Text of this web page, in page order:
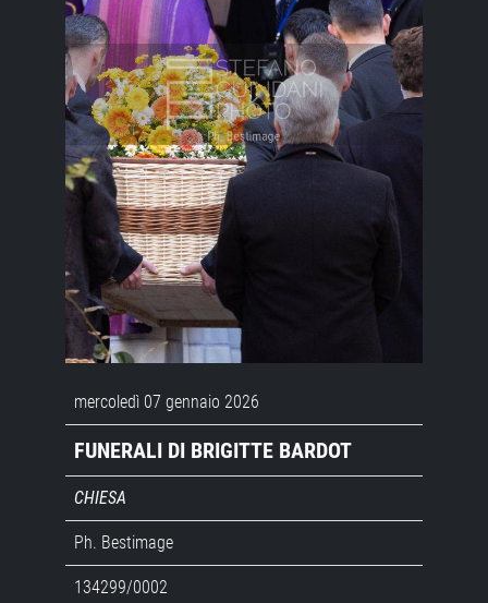
mercoledì 07 gennaio 2026
FUNERALI DI BRIGITTE BARDOT
CHIESA
Ph. Bestimage
134299/0002